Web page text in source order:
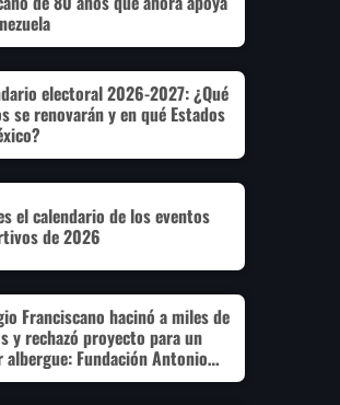
electoral 2026-2027: ¿Qué
se renovarán y en qué Estados
el calendario de los eventos
de 2026
Franciscano hacinó a miles de
y rechazó proyecto para un
albergue: Fundación Antonio